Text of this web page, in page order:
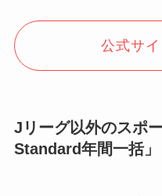
公式サ
Jリーグ以外のスポ
Standard年間一括」